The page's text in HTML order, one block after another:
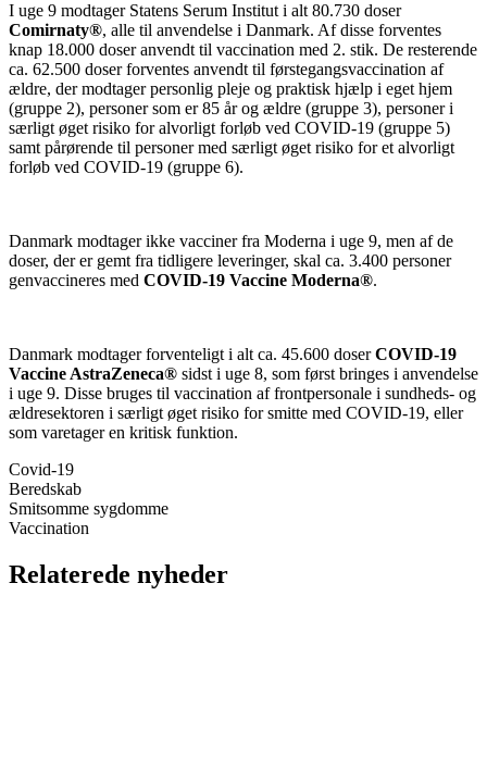
I uge 9 modtager Statens Serum Institut i alt 80.730 doser
Comirnaty®, alle til anvendelse i Danmark. Af disse forventes
knap 18.000 doser anvendt til vaccination med 2. stik. De resterende
ca. 62.500 doser forventes anvendt til førstegangsvaccination af
ældre, der modtager personlig pleje og praktisk hjælp i eget hjem
(gruppe 2), personer som er 85 år og ældre (gruppe 3), personer i
særligt øget risiko for alvorligt forløb ved COVID-19 (gruppe 5)
samt pårørende til personer med særligt øget risiko for et alvorligt
forløb ved COVID-19 (gruppe 6).
Danmark modtager ikke vacciner fra Moderna i uge 9, men af de
doser, der er gemt fra tidligere leveringer, skal ca. 3.400 personer
genvaccineres med COVID-19 Vaccine Moderna®.
Danmark modtager forventeligt i alt ca. 45.600 doserCOVID-19
Vaccine AstraZeneca® sidst i uge 8, som først bringes i anvendelse
i uge 9. Disse bruges til vaccination af frontpersonale i sundheds- og
ældresektoren i særligt øget risiko for smitte med COVID-19, eller
som varetager en kritisk funktion.
Covid-19
Beredskab
Smitsomme sygdomme
Vaccination
Relaterede nyheder